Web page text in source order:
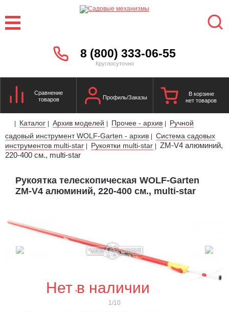
8 (800) 333-06-55
Круглосуточно
Сравнение
товаров
Профиль/Заказы
В корзине
нет товаров
| Каталог | Архив моделей | Прочее - архив |
Ручной
садовый инструмент WOLF-Garten - архив | Система садовых
инструментов multi-star | Рукоятки multi-star | ZM-V4 алюминий,
220-400 см., multi-star
Рукоятка телескопическая WOLF-Garten
ZM-V4 алюминий, 220-400 см., multi-star
Нет в наличии
1/10